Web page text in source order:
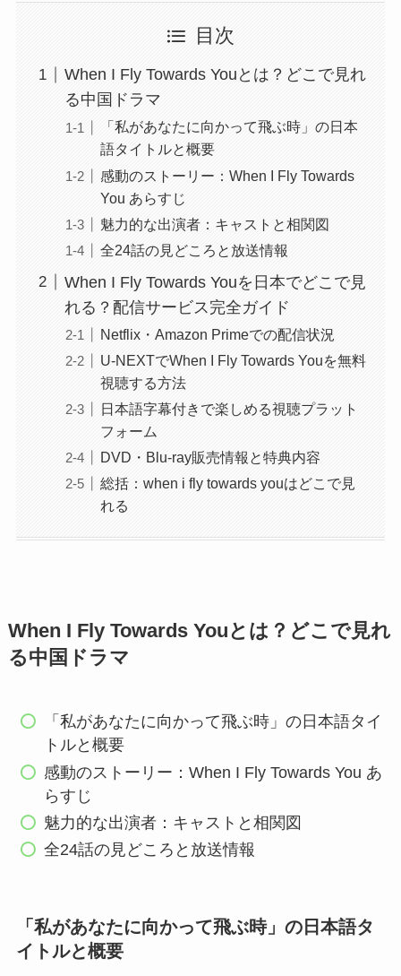
目次
When I Fly Towards Youとは？どこで見れ
る中国ドラマ
「私があなたに向かって飛ぶ時」の日本
語タイトルと概要
感動のストーリー：When I Fly Towards
You あらすじ
魅力的な出演者：キャストと相関図
全24話の見どころと放送情報
When I Fly Towards Youを日本でどこで見
れる？配信サービス完全ガイド
Netflix・Amazon Primeでの配信状況
U-NEXTでWhen I Fly Towards Youを無料
視聴する方法
日本語字幕付きで楽しめる視聴プラット
フォーム
DVD・Blu-ray販売情報と特典内容
総括：when i fly towards youはどこで見
れる
When I Fly Towards Youとは？どこで見れ
る中国ドラマ
「私があなたに向かって飛ぶ時」の日本語タイ
トルと概要
感動のストーリー：When I Fly Towards You あ
らすじ
魅力的な出演者：キャストと相関図
全24話の見どころと放送情報
「私があなたに向かって飛ぶ時」の日本語タ
イトルと概要